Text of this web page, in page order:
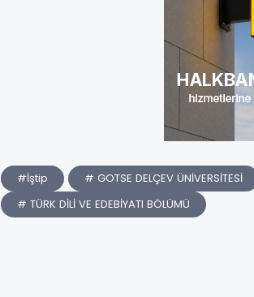
#İştip # GOTSE DELÇEV ÜNİVERSİTESİ
# TÜRK DİLİ VE EDEBİYATI BÖLÜMÜ